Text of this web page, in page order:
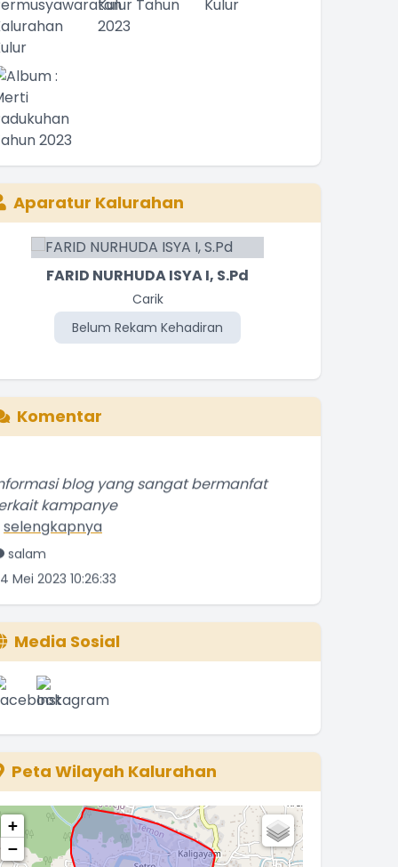
Aparatur Kalurahan
FARID NURHUDA ISYA I, S.Pd
Carik
Belum Rekam Kehadiran
Komentar
kampanye
selengkapnya
salam
Mei 2023 10:26:33
kenal. Saya Sumarsono . Dari
asal dari
selengkapnya
Sumarsono
Mei 2021 18:52:53
Tapi
selengkapnya
Yatin Suwarno
Mei 2021 03:56:56
tsb tetap ngangenin kita kita yg
Media Sosial
Peta Wilayah Kalurahan
+
−